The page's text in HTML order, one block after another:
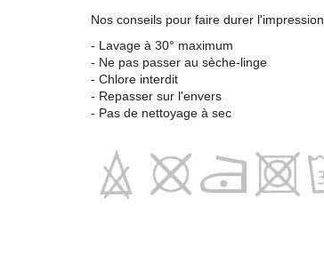
Nos conseils pour faire durer l'impression
- Lavage à 30° maximum
- Ne pas passer au sèche-linge
- Chlore interdit
- Repasser sur l'envers
- Pas de nettoyage à sec